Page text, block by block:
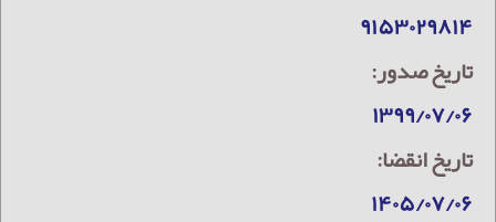
۹۱۵۳۰۲۹۸۱۴
تاریخ صدور:
۱۳۹۹/۰۷/۰۶
تاریخ انقضا:
۱۴۰۵/۰۷/۰۶